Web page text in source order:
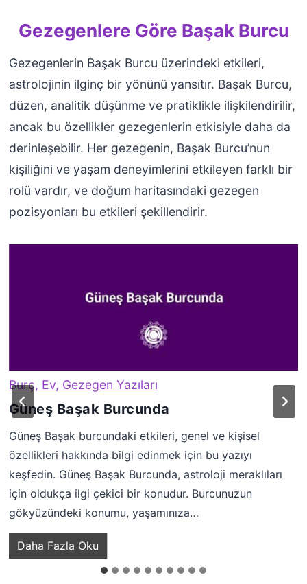
Gezegenlere Göre Başak Burcu
Gezegenlerin Başak Burcu üzerindeki etkileri,
astrolojinin ilginç bir yönünü yansıtır. Başak Burcu,
düzen, analitik düşünme ve pratiklikle ilişkilendirilir,
ancak bu özellikler gezegenlerin etkisiyle daha da
derinleşebilir. Her gezegenin, Başak Burcu’nun
kişiliğini ve yaşam deneyimlerini etkileyen farklı bir
rolü vardır, ve doğum haritasındaki gezegen
pozisyonları bu etkileri şekillendirir.
Burç, Ev, Gezegen Yazıları
Güneş Başak Burcunda
Güneş Başak burcundaki etkileri, genel ve kişisel
özellikleri hakkında bilgi edinmek için bu yazıyı
keşfedin. Güneş Başak Burcunda, astroloji meraklıları
için oldukça ilgi çekici bir konudur. Burcunuzun
gökyüzündeki konumu, yaşamınıza…
Daha Fazla OkuG
ü